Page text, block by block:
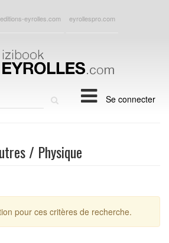
editions-eyrolles.com eyrollespro.com
Se connecter
/ Physique
pour ces critères de recherche.